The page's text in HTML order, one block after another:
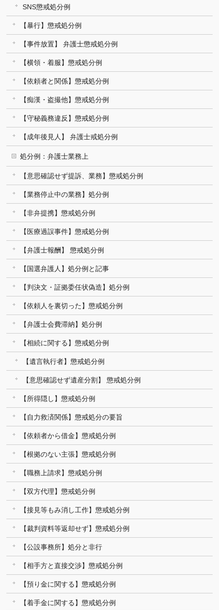
SNS懲戒処分例
【暴行】懲戒処分例
【事件放置】 弁護士懲戒処分例
【横領・着服】懲戒処分例
【依頼者と関係】懲戒処分例
【痴漢・盗撮他】懲戒処分例
【守秘義務違反】懲戒処分例
【成年後見人】 弁護士戒処分例
処分例：弁護士業務上
【意思確認せず提訴、業務】懲戒処分例
【業務停止中の業務】処分例
【非弁提携】懲戒処分例
【医療過誤事件】懲戒処分例
【弁護士報酬】 懲戒処分例
【国選弁護人】処分例と記事
【判決文・証拠委任状偽造】処分例
【依頼人を裏切った】懲戒処分例
【弁護士会費滞納】処分例
【相続に関する】懲戒処分例
【遺言執行者】懲戒処分例
【意思確認せず遺産分割】 懲戒処分例
【所得隠し】懲戒処分例
【自力救済関係】懲戒処分の要旨
【依頼者から借金】懲戒処分例
【根拠のない主張】懲戒処分例
【職務上請求】懲戒処分例
【双方代理】懲戒処分例
【接見等もみ消し工作】懲戒処分例
【裁判資料等返却せず】懲戒処分例
【公設事務所】処分と非行
【相手方と直接交渉】懲戒処分例
【預り金に関する】懲戒処分例
【着手金に関する】懲戒処分例